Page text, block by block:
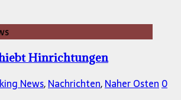
Hinrichtungen
News,Nachrichten,Naher Osten 0